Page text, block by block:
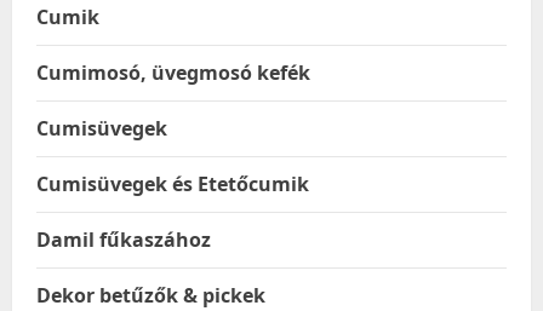
Cumik
Cumimosó, üvegmosó kefék
Cumisüvegek
Cumisüvegek és Etetőcumik
Damil fűkaszához
Dekor betűzők & pickek